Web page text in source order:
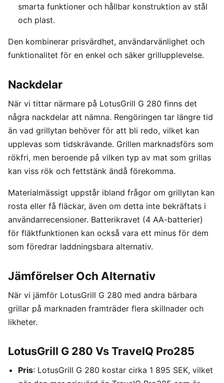
smarta funktioner och hållbar konstruktion av stål
och plast.
Den kombinerar prisvärdhet, användarvänlighet och
funktionalitet för en enkel och säker grillupplevelse.
Nackdelar
När vi tittar närmare på LotusGrill G 280 finns det
några nackdelar att nämna. Rengöringen tar längre tid
än vad grillytan behöver för att bli redo, vilket kan
upplevas som tidskrävande. Grillen marknadsförs som
rökfri, men beroende på vilken typ av mat som grillas
kan viss rök och fettstänk ändå förekomma.
Materialmässigt uppstår ibland frågor om grillytan kan
rosta eller få fläckar, även om detta inte bekräftats i
användarrecensioner. Batterikravet (4 AA-batterier)
för fläktfunktionen kan också vara ett minus för dem
som föredrar laddningsbara alternativ.
Jämförelser Och Alternativ
När vi jämför LotusGrill G 280 med andra bärbara
grillar på marknaden framträder flera skillnader och
likheter.
LotusGrill G 280 Vs TravelQ Pro285
Pris: LotusGrill G 280 kostar cirka 1 895 SEK, vilket